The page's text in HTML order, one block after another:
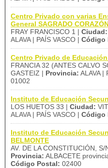
Centro Privado con varias
General SAGRADO
FRAY FRANCISCO 1 | Ciudad:
ALAVA | PAÍS VASCO | Código
Centro Privado de
FRANCIA 32 (ANTES CALVO
GASTEIZ | Provincia: ALAVA |
01002
Instituto de Educación
LOS HUETOS 33 | Ciudad:
ALAVA | PAÍS VASCO | Código
Instituto de Educación
BELMONTE
AV. DE LA CONSTITUCIÓN, S/
Provincia: ALBACETE
Código Postal: 02400